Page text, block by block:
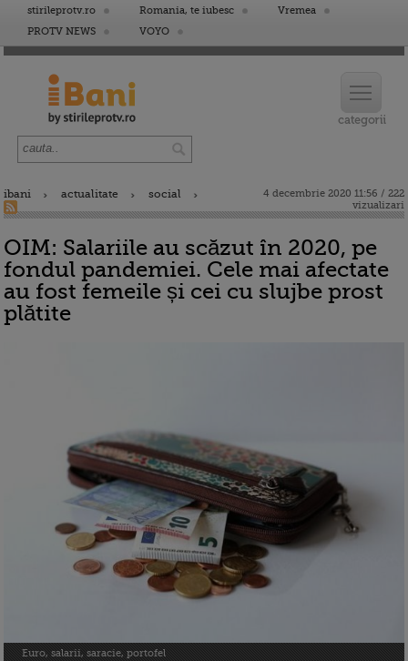
stirileprotv.ro Romania, te iubesc
Vremea
PROTV NEWS
VOYO
ibani actualitate social
4 decembrie 2020 11:56 / 222
vizualizari
OIM: Salariile au scăzut în 2020, pe
fondul pandemiei. Cele mai afectate
au fost femeile și cei cu slujbe prost
plătite
Euro, salarii, saracie, portofel